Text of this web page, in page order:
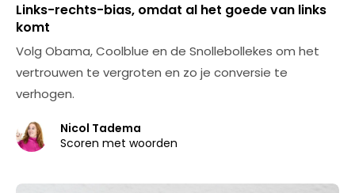
Links-rechts-bias, omdat al het goede van links
komt
Volg Obama, Coolblue en de Snollebollekes om het
vertrouwen te vergroten en zo je conversie te
verhogen.
Nicol Tadema
Scoren met woorden